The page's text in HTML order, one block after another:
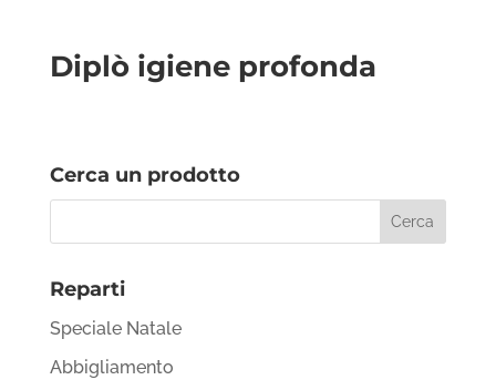
Diplò igiene profonda
Cerca un prodotto
Reparti
Speciale Natale
Abbigliamento